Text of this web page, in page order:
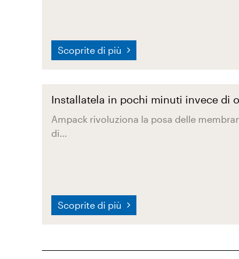
Scoprite di più
Installatela in pochi minuti invece di
Ampack rivoluziona la posa delle
di…
Scoprite di più